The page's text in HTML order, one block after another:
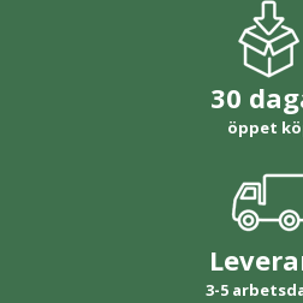
30
öppet
3-5